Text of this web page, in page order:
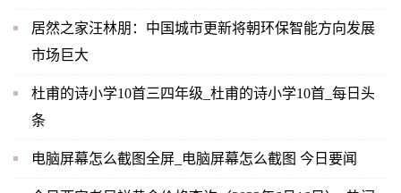
居然之家汪林朋：中国城市更新将朝环保智能方向发展
市场巨大
杜甫的诗小学10首三四年级_杜甫的诗小学10首_每日头
条
电脑屏幕怎么截图全屏_电脑屏幕怎么截图 今日要闻